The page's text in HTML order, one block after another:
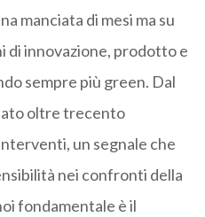
manciata di mesi ma su
di innovazione, prodotto e
sempre più green. Dal
oltre trecento
un segnale che
nei confronti della
fondamentale è il